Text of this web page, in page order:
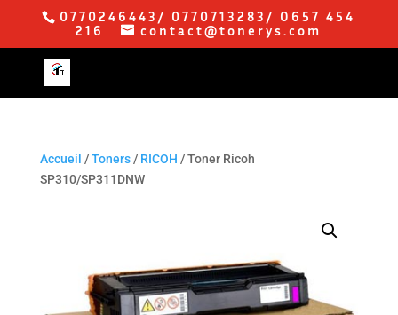
0770246443/ 0770713283/ O657 454
216
contact@tonerys.com
Accueil /Toners/ RICOH / Toner Ricoh
SP310/SP311DNW